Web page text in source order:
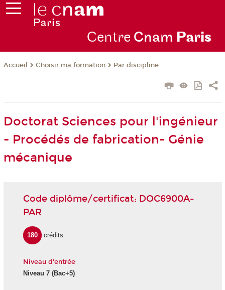
Centre Cnam Paris
Accueil Choisir ma formation Par discipline
Doctorat Sciences pour l'ingénieur
- Procédés de fabrication- Génie
mécanique
Code diplôme/certificat: DOC6900A-
PAR
180 crédits
Niveau d'entrée
Niveau 7(Bac+5)